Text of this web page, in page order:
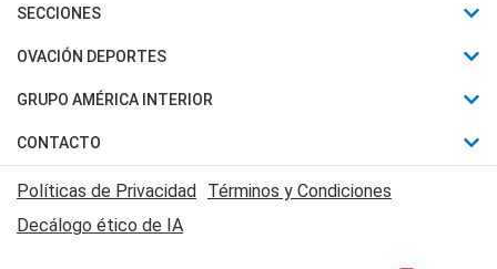
Últimas Noticias
Política
Judiciales
Economia
SECCIONES
Horóscopo
Motores
Trucos caseros
Series y Películas
Edictos y Solicitadas
OVACIÓN DEPORTES
Fútbol
Mundial
Automovilismo
Rugby
GRUPO AMÉRICA INTERIOR
Canal 7 en Vivo
CONTACTO
Acerca de Nosotros
Contactanos
Políticas de Privacidad Términos y Condiciones
Decálogo ético de IA